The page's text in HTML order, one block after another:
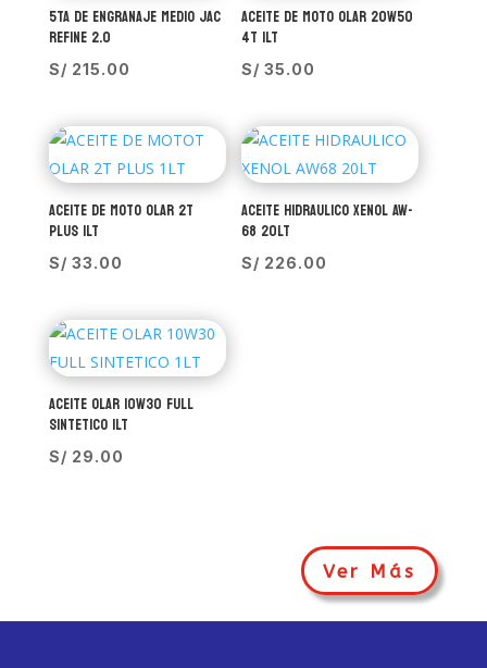
5TA DE ENGRANAJE MEDIO JAC
REFINE 2.0
S/ 215.00
ACEITE DE MOTO OLAR 20W50
4T 1LT
S/ 35.00
ACEITE DE MOTO OLAR 2T
PLUS 1LT
S/ 33.00
ACEITE HIDRAULICO XENOL AW-
68 20LT
S/ 226.00
ACEITE OLAR 10W30 FULL
SINTETICO 1LT
S/ 29.00
Ver Más